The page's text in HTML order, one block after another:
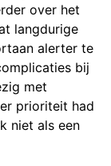
over het
langdurige
alerter te
bij
met
prioriteit had
niet als een